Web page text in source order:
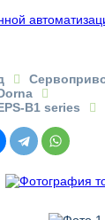
B1 series